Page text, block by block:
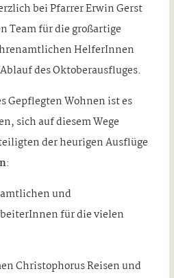
bei Pfarrer Erwin Gerst
Team für die großartige
HelferInnen
des Oktoberausfluges.
Gepflegten Wohnen ist es
sich auf diesem Wege
der heurigen Ausflüge
:
und
für die vielen
Christophorus Reisen und